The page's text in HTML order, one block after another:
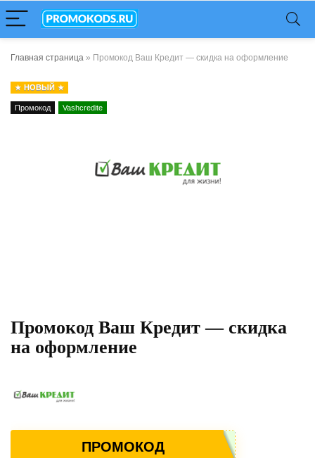
Главная страница » Промокод Ваш Кредит — скидка на оформление
НОВЫЙ
Промокод Vashcredite
Промокод Ваш Кредит — скидка
на оформление
ПРОМОКОД